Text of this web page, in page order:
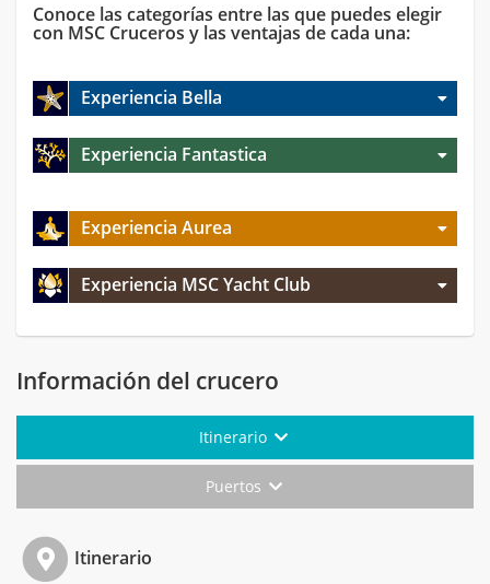
Conoce las categorías entre las que puedes elegir
con MSC Cruceros y las ventajas de cada una:
Experiencia Bella
Experiencia Fantastica
Experiencia Aurea
Experiencia MSC Yacht Club
Información del crucero
Itinerario
Puertos
Itinerario